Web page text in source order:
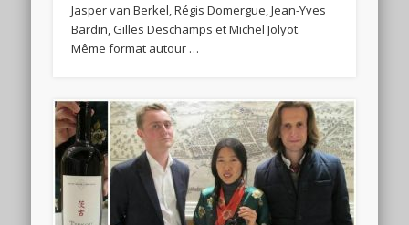
Jasper van Berkel, Régis Domergue, Jean-Yves
Bardin, Gilles Deschamps et Michel Jolyot.
Même format autour …